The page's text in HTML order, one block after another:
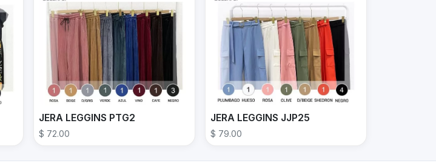
JERA LEGGINS PTG2
$ 72.00
JERA LEGGINS JJP25
$ 79.00